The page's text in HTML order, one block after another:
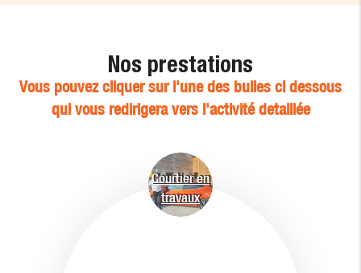
Nos prestations
Vous pouvez cliquer sur l'une des bulles ci dessous
qui vous redirigera vers l'activité detaillée
Courtier en
travaux